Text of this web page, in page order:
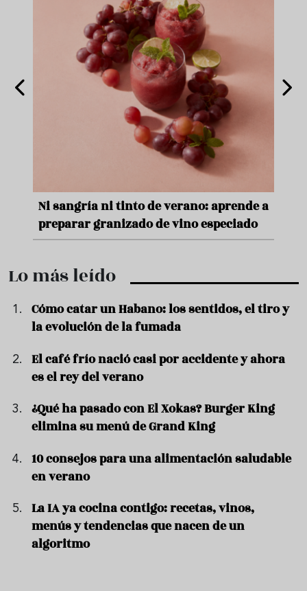
Aceitunas: el aperitivo estrella del
verano
Lo más leído
Cómo catar un Habano: los sentidos, el tiro y
la evolución de la fumada
El café frío nació casi por accidente y ahora
es el rey del verano
¿Qué ha pasado con El Xokas? Burger King
elimina su menú de Grand King
10 consejos para una alimentación saludable
en verano
La IA ya cocina contigo: recetas, vinos,
menús y tendencias que nacen de un
algoritmo